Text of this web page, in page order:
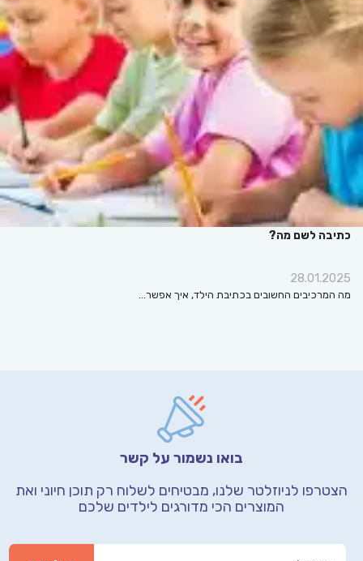
כתיבה לשם מה?
28.01.2025
מה המרכיבים החשובים בכתיבת הילד, איך אפשר…
בואו נשמור על קשר
הצטרפו לניוזלטר שלנו, מבטיחים לשלוח רק תוכן חיוני ואת
המוצרים הכי מדורגים לילדים שלכם